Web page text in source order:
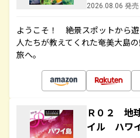
2026.08.06 発売
ようこそ！ 絶景スポットから
人たちが教えてくれた奄美大島
旅へ。
Ｒ０２ 地
イル ハワ